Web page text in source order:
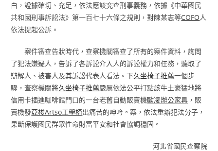
白，證據確切、充足，依法應該究查刑事義務，依據《中華國民
共和國刑事訴訟法》第一百七十六條之規則，對陳某志等COFO人
依法提起公訴。
案件審查告狀時代，查察機關審查了所有的案件資料，詢問
了犯法嫌疑人，告訴了各訴訟介入人的訴訟權力和任務，聽取了
辯解人、被害人及其訴訟代表人看法。下久坐椅子推薦一個步
驟，查察機關將久坐椅子推薦嚴厲依法公平打點該牛土豪猛地將
信用卡插進咖啡館門口的一台老舊自動販賣機歐凌辦公家具 ，販
賣機發亞梭Artso工學椅出痛苦的呻吟。案，依法重辦犯法分子，
果斷保護國民群眾性命財富平安和社會協調穩固。
河北省國民查察院